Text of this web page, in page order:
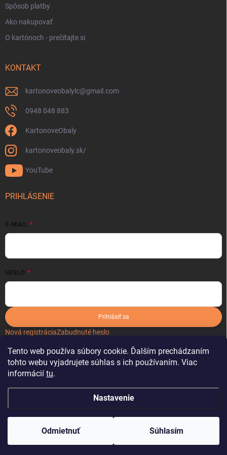
Tento web používa súbory cookie. Ďalším prechádzaním
tohto webu vyjadrujete súhlas s ich používaním. Viac
informácií tu.
Nastavenie
Odmietnuť Súhlasím
Spôsob platby
Ako nakupovať
O kartónoch - prečítajte si
KONTAKT
kartonoveobalylc@gmail.com
0948 048 883
KartonoveObaly
kartonoveobaly.sk/
YouTube
PRIHLÁSENIE
E-MAIL
HESLO
Prihlásiť sa
Nová registráciaZabudnuté heslo
Vytvoril Shoptet
Copyright 2026 kartonoveobaly.sk . Všetky práva vyhradené.